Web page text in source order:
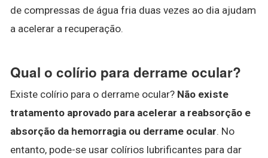
de compressas de água fria duas vezes ao dia ajudam
a acelerar a recuperação.
Qual o colírio para derrame ocular?
Existe colírio para o derrame ocular? Não existe
tratamento aprovado para acelerar a reabsorção e
absorção da hemorragia ou derrame ocular. No
entanto, pode-se usar colírios lubrificantes para dar